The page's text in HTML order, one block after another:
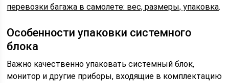
перевозки багажа в самолете: вес, размеры, упаковка.
Особенности упаковки системного
блока
Важно качественно упаковать системный блок,
монитор и другие приборы, входящие в комплектацию